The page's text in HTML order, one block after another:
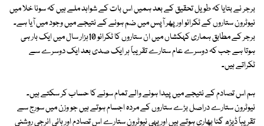
برجر نے بتایا کہ طویل تحقیق کے بعد ہمیں اس بات کے شواہد ملے ہیں کہ سونا خلا میں
نیوٹرون ستاروں کے ٹکرائو اور پھر آپس میں ضم ہونے کے نتیجے میں وجود میں آیا ہے۔
برجر کے مطابق ہماری کہکشاں میں ان ستاروں کا ٹکرائو 10ہزار سال میں ایک بار ہی
ہوتا ہے جب کہ دوسرے عام ستارے تقریباً ہر ایک صدی بعد ایک دوسرے سے
ٹکراتے ہیں۔
ہم اس تصادم کے نتیجے میں پیدا ہونے والے تمام سونے کا حساب کر سکتے ہیں۔
نیوٹرون ستارے دراصل بڑے ستاروں کے مردہ اجسام ہوتے ہیں جو وزن میں سورج سے
تقریباً ڈیڑھ گنا بھاری ہوتے ہیں اور یہی نیوٹرون ستارے اس تصادم اور ہائی انرجی روشنی